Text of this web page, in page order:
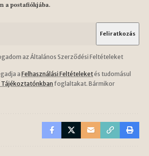
a postafiókjába.
az Általános Szerződési Feltételeket
a Felhasználási Feltételeketés tudomásul
Tájékoztatónkban foglaltakat. Bármikor